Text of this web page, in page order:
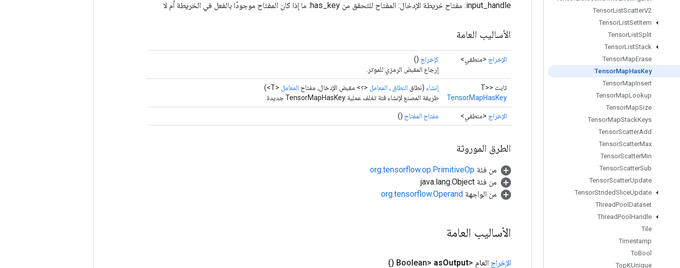
TensorListScatterV2
TensorListSetItem
TensorListSplit
TensorListStack
TensorMapErase
TensorMapHasKey
TensorMapInsert
TensorMapLookup
TensorMapSize
TensorMapStackKeys
TensorScatterAdd
TensorScatterMax
TensorScatterMin
TensorScatterSub
TensorScatterUpdate
TensorStridedSliceUpdate
ThreadPool Dataset
ThreadPool Handle
Tile
Timestamp
ToBool
TopKUnique
input_handle: مفتاح خريطة الإدخال: المفتاح للتحقق من has_key: ما إذا كان المفتاح موجودًا بالفعل في الخريطة أم لا
الأساليب العامة
الإخراج <منطقي> كإخراج ()
إرجاع المقبض الرمزي للموتر.
ثابت <T>
TensorMapHasKey
إنشاء (نطاق النطاق ، المعامل <؟> مقبض الإدخال، مفتاح المعامل <T>)
طريقة المصنع لإنشاء فئة تغلف عملية TensorMapHasKey جديدة.
الإخراج <منطقي> مفتاح المفتاح ()
الطرق الموروثة
من فئة org.tensorflow.op.PrimitiveOp
من فئة java.lang.Object
من الواجهة org.tensorflow.Operand
الأساليب العامة
الإخراج العام <Boolean> asOutput
()